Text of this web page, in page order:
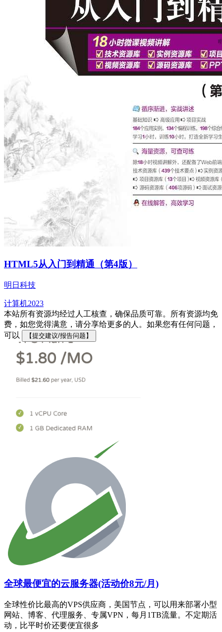
HTML5从入门到精通（第4版）
明日科技
计算机2023
本站所有资源均经过人工核查，确保品质可靠。所有资源均免
费，如您觉得满意，请分享给更多的人。如果您有任何问题，
可以
【提交建议/报告问题】
全球最便宜的云服务器(活动价8元/月)
全球性价比最高的VPS供应商，美国节点，可以用来部署小型
网站、博客、代理服务、专属VPN，每月1TB流量。不定期活
动，比平时价还要便宜很多